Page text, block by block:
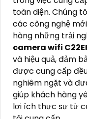
toàn diện. Chúng
các công nghệ
hàng những trải
camera wifi
và hiệu quả, đảm
được cung cấp
nghiêm ngặt và
giúp khách hàng
lợi ích thực sự từ